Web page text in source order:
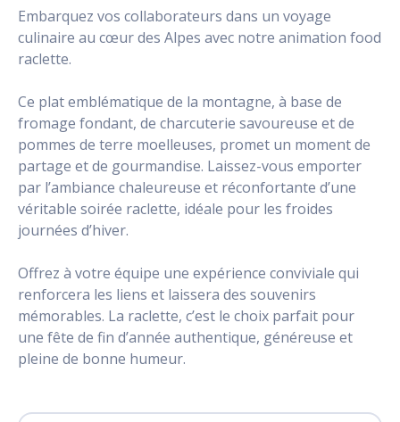
Embarquez vos collaborateurs dans un voyage
culinaire au cœur des Alpes avec notre animation food
raclette.
Ce plat emblématique de la montagne, à base de
fromage fondant, de charcuterie savoureuse et de
pommes de terre moelleuses, promet un moment de
partage et de gourmandise. Laissez-vous emporter
par l’ambiance chaleureuse et réconfortante d’une
véritable soirée raclette, idéale pour les froides
journées d’hiver.
Offrez à votre équipe une expérience conviviale qui
renforcera les liens et laissera des souvenirs
mémorables. La raclette, c’est le choix parfait pour
une fête de fin d’année authentique, généreuse et
pleine de bonne humeur.